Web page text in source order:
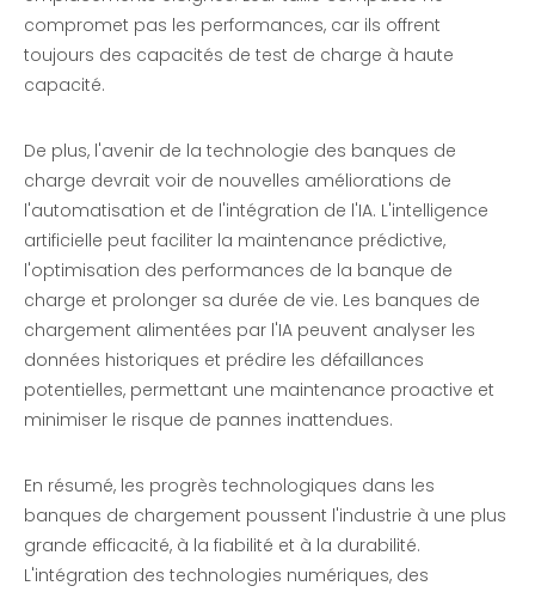
compromet pas les performances, car ils offrent
toujours des capacités de test de charge à haute
capacité.
De plus, l'avenir de la technologie des banques de
charge devrait voir de nouvelles améliorations de
l'automatisation et de l'intégration de l'IA. L'intelligence
artificielle peut faciliter la maintenance prédictive,
l'optimisation des performances de la banque de
charge et prolonger sa durée de vie. Les banques de
chargement alimentées par l'IA peuvent analyser les
données historiques et prédire les défaillances
potentielles, permettant une maintenance proactive et
minimiser le risque de pannes inattendues.
En résumé, les progrès technologiques dans les
banques de chargement poussent l'industrie à une plus
grande efficacité, à la fiabilité et à la durabilité.
L'intégration des technologies numériques, des